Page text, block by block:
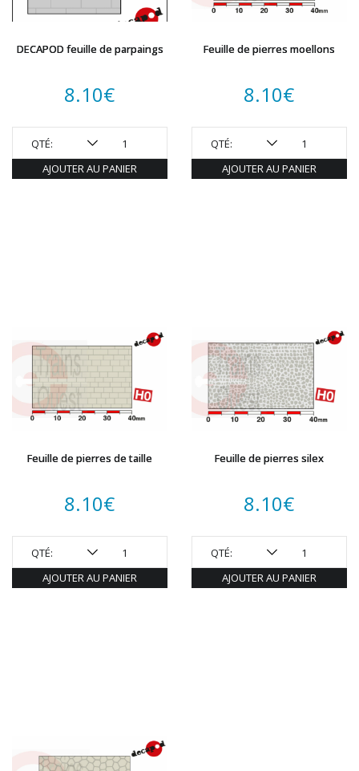
RÉGIONS ET COMPAGNIES
ROCO
TORTOISE
TRAINS OUEST
Trains-O-Matic
DECAPOD feuille de parpaings
8.10€
QTÉ:
AJOUTER AU PANIER
Feuille de pierres moellons
8.10€
QTÉ:
AJOUTER AU PANIER
Feuille de pierres de taille
8.10€
QTÉ:
AJOUTER AU PANIER
Feuille de pierres silex
8.10€
QTÉ:
AJOUTER AU PANIER